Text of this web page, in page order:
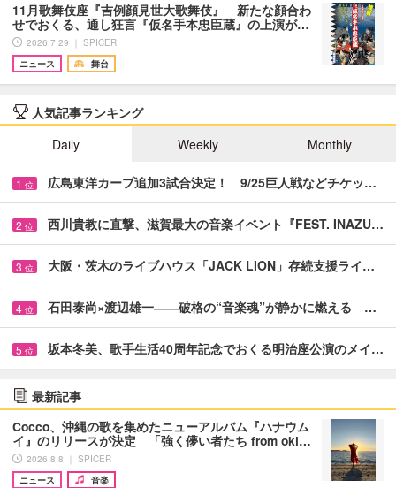
11月歌舞伎座『吉例顔見世大歌舞伎』 新たな顔合わ
せでおくる、通し狂言『仮名手本忠臣蔵』の上演が…
2026.7.29 ｜ SPICER
ニュース
舞台
人気記事ランキング
Daily
Weekly Monthly
1 位 広島東洋カープ追加3試合決定！ 9/25巨人戦などチケッ…
2 位 西川貴教に直撃、滋賀最大の音楽イベント『FEST. INAZU…
3 位 大阪・茨木のライブハウス「JACK LION」存続支援ライ…
4 位 石田泰尚×渡辺雄一――破格の“音楽魂”が静かに燃える …
5 位 坂本冬美、歌手生活40周年記念でおくる明治座公演のメイ…
最新記事
Cocco、沖縄の歌を集めたニューアルバム『ハナウム
イ』のリリースが決定 「強く儚い者たち from oki…
2026.8.8 ｜ SPICER
ニュース
音楽